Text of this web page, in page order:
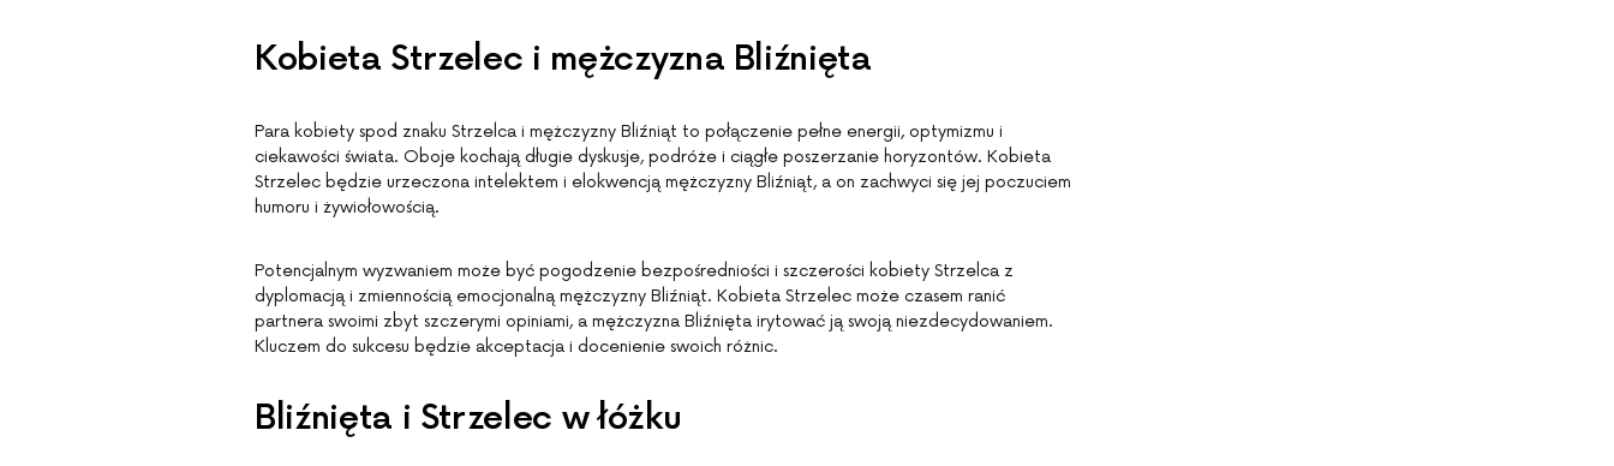
Kobieta Strzelec i mężczyzna Bliźnięta
Para kobiety spod znaku Strzelca i mężczyzny Bliźniąt to połączenie pełne energii, optymizmu i
ciekawości świata. Oboje kochają długie dyskusje, podróże i ciągłe poszerzanie horyzontów. Kobieta
Strzelec będzie urzeczona intelektem i elokwencją mężczyzny Bliźniąt, a on zachwyci się jej poczuciem
humoru i żywiołowością.
Potencjalnym wyzwaniem może być pogodzenie bezpośredniości i szczerości kobiety Strzelca z
dyplomacją i zmiennością emocjonalną mężczyzny Bliźniąt. Kobieta Strzelec może czasem ranić
partnera swoimi zbyt szczerymi opiniami, a mężczyzna Bliźnięta irytować ją swoją niezdecydowaniem.
Kluczem do sukcesu będzie akceptacja i docenienie swoich różnic.
Bliźnięta i Strzelec w łóżku